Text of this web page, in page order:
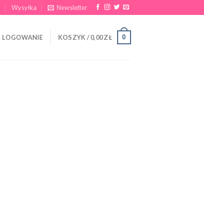
Wysyłka Newsletter
LOGOWANIE KOSZYK /0,00ZŁ 0